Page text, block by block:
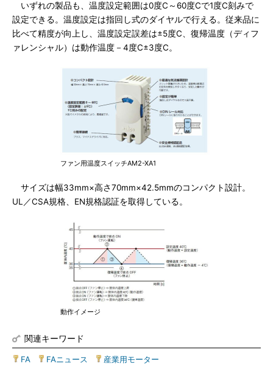
いずれの製品も、温度設定範囲は0度C～60度Cで1度C刻みで
設定できる。温度設定は指回し式のダイヤルで行える。従来品に
比べて精度が向上し、温度設定誤差は±5度C、復帰温度（ディフ
ァレンシャル）は動作温度－4度C±3度C。
ファン用温度スイッチAM2-XA1
サイズは幅33mm×高さ70mm×42.5mmのコンパクト設計。
UL／CSA規格、EN規格認証を取得している。
動作イメージ
関連キーワード
FA FAニュース 産業用モーター